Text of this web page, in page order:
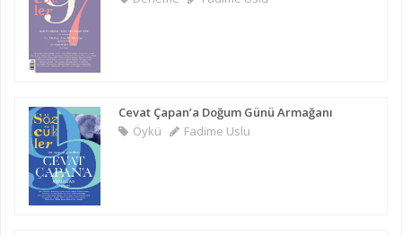
Cevat Çapan’a Doğum Günü Armağanı
Öykü
Fadime Uslu